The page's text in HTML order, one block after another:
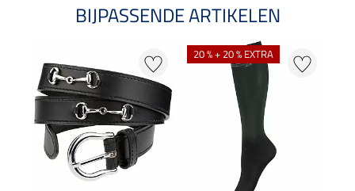
BIJPASSENDE ARTIKELEN
20 % + 20 % EXTRA